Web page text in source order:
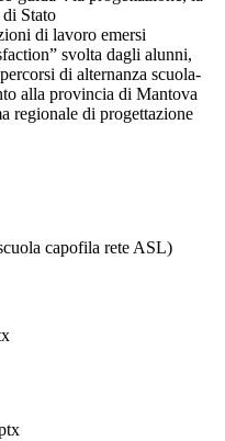
di Stato
di lavoro emersi
svolta dagli alunni,
di alternanza scuola-
alla provincia di Mantova
regionale di progettazione
capofila rete ASL)